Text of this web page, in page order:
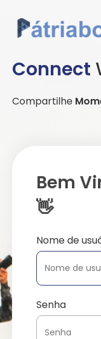
Connect
Compartilhe
Bem
👋
Nome de
Senha